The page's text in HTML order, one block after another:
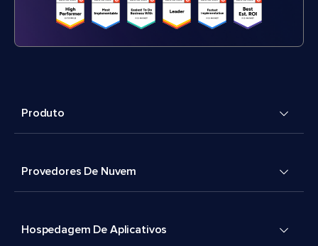
Produto
Provedores De Nuvem
Hospedagem De Aplicativos